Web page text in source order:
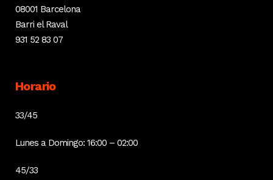
08001 Barcelona
Barri el Raval
931 52 83 07
Horario
33/45
Lunes a Domingo: 16:00 – 02:00
45/33